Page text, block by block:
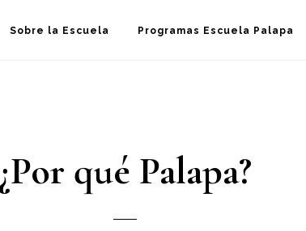
Sobre la Escuela Programas Escuela Palapa
¿Por qué Palapa?